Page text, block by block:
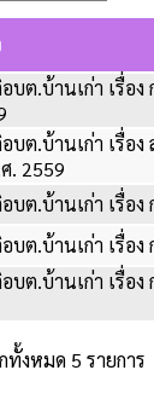
ต.บ้านเก่า เรื่อง
ต.บ้านเก่า เรื่อ
. 2559
ต.บ้านเก่า เรื่อง
ต.บ้านเก่า เรื่อง
ต.บ้านเก่า เรื่อง
ทั้งหมด 5 รายการ